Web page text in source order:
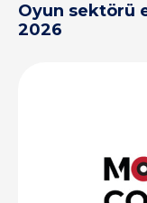
Oyun sektörü
2026